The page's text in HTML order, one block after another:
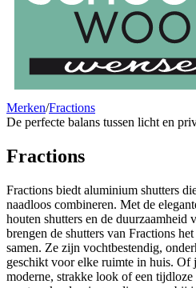
Merken/Fractions
De perfecte balans tussen licht en
Fractions
Fractions biedt aluminium shutters
naadloos combineren. Met de
houten shutters en de
brengen de shutters van Fractions
samen. Ze zijn vochtbestendig,
geschikt voor elke ruimte in huis. Of
moderne, strakke look of een